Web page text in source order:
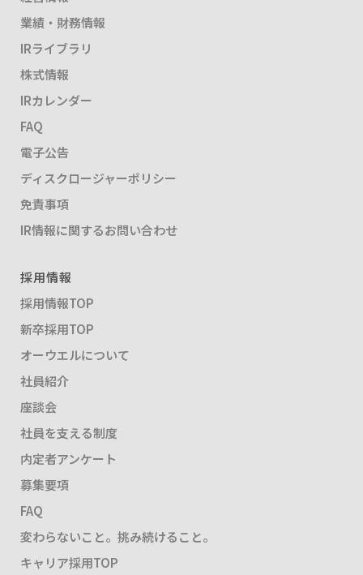
業績・財務情報
IRライブラリ
株式情報
IRカレンダー
FAQ
電子公告
ディスクロージャーポリシー
免責事項
IR情報に関するお問い合わせ
採用情報
採用情報TOP
新卒採用TOP
オーウエルについて
社員紹介
座談会
社員を支える制度
内定者アンケート
募集要項
FAQ
変わらないこと。挑み続けること。
キャリア採用TOP